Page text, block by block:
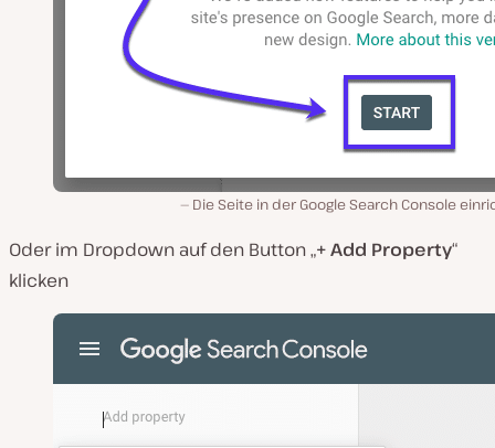
Die Seite in der Google Search Console
Oder im Dropdown auf den Button „+ Add Property“
klicken